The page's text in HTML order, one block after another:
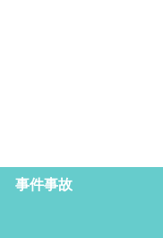
事件事故